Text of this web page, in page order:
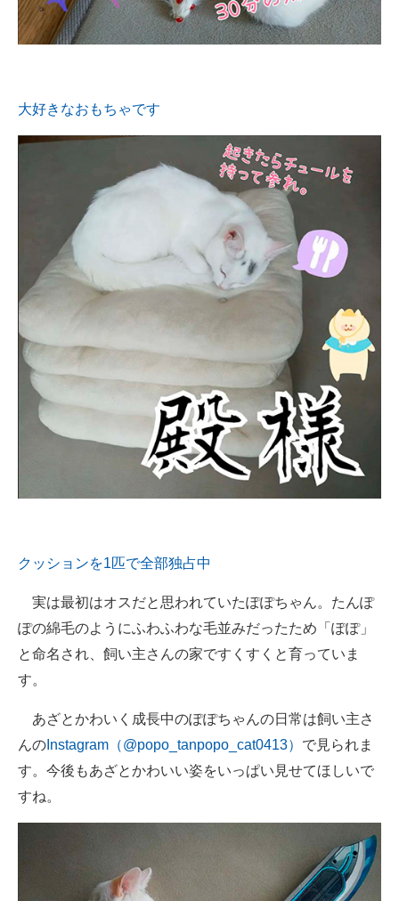
大好きなおもちゃです
クッションを1匹で全部独占中
実は最初はオスだと思われていたぽぽちゃん。たんぽ
ぽの綿毛のようにふわふわな毛並みだったため「ぽぽ」
と命名され、飼い主さんの家ですくすくと育っていま
す。
あざとかわいく成長中のぽぽちゃんの日常は飼い主さ
んの Instagram（@popo_tanpopo_cat0413） で見られま
す。今後もあざとかわいい姿をいっぱい見せてほしいで
すね。